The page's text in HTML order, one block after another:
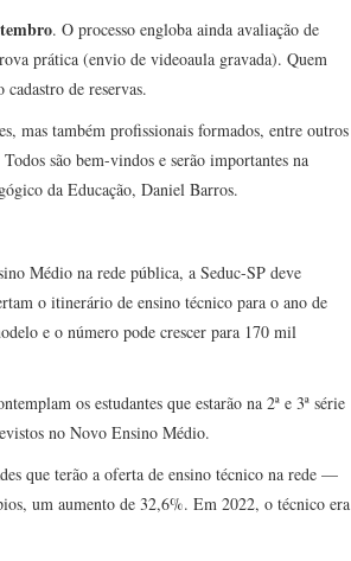
. O processo engloba ainda avaliação de
prática (envio de videoaula gravada). Quem
de reservas.
mas também profissionais formados, entre outros
são bem-vindos e serão importantes na
da Educação, Daniel Barros.
Médio na rede pública, a Seduc-SP deve
o itinerário de ensino técnico para o ano de
e o número pode crescer para 170 mil
os estudantes que estarão na 2ª e 3ª série
no Novo Ensino Médio.
que terão a oferta de ensino técnico na rede —
um aumento de 32,6%. Em 2022, o técnico era